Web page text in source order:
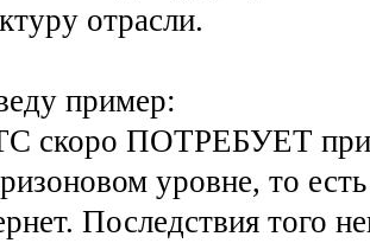
отрасли.
пример:
скоро ПОТРЕБУЕТ
уровне, то
Последствия того